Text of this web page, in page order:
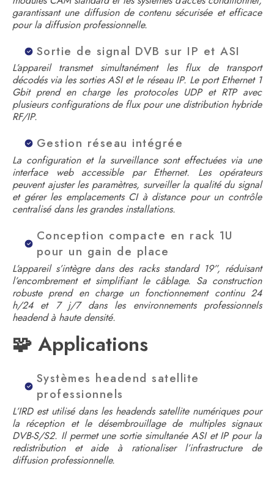
garantissant une diffusion de contenu sécurisée et efficace
pour la diffusion professionnelle.
Sortie de signal DVB sur IP et ASI
L’appareil transmet simultanément les flux de transport
décodés via les sorties ASI et le réseau IP. Le port Ethernet 1
Gbit prend en charge les protocoles UDP et RTP avec
plusieurs configurations de flux pour une distribution hybride
RF/IP.
Gestion réseau intégrée
La configuration et la surveillance sont effectuées via une
interface web accessible par Ethernet. Les opérateurs
peuvent ajuster les paramètres, surveiller la qualité du signal
et gérer les emplacements CI à distance pour un contrôle
centralisé dans les grandes installations.
Conception compacte en rack 1U
pour un gain de place
L’appareil s’intègre dans des racks standard 19”, réduisant
l’encombrement et simplifiant le câblage. Sa construction
robuste prend en charge un fonctionnement continu 24
h/24 et 7 j/7 dans les environnements professionnels
headend à haute densité.
🧩 Applications
Systèmes headend satellite
professionnels
L’IRD est utilisé dans les headends satellite numériques pour
la réception et le désembrouillage de multiples signaux
DVB-S/S2. Il permet une sortie simultanée ASI et IP pour la
redistribution et aide à rationaliser l’infrastructure de
diffusion professionnelle.